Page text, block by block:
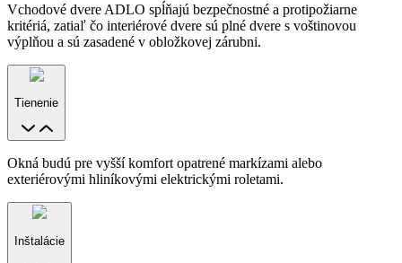
Vchodové dvere ADLO spĺňajú bezpečnostné a protipožiarne
kritériá, zatiaľ čo interiérové dvere sú plné dvere s voštinovou
výplňou a sú zasadené v obložkovej zárubni.
Tienenie
Okná budú pre vyšší komfort opatrené markízami alebo
exteriérovými hliníkovými elektrickými roletami.
Inštalácie